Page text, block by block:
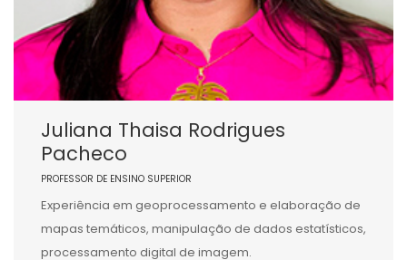
Juliana Thaisa Rodrigues
Pacheco
PROFESSOR DE ENSINO SUPERIOR
Experiência em geoprocessamento e elaboração de
mapas temáticos, manipulação de dados estatísticos,
processamento digital de imagem.